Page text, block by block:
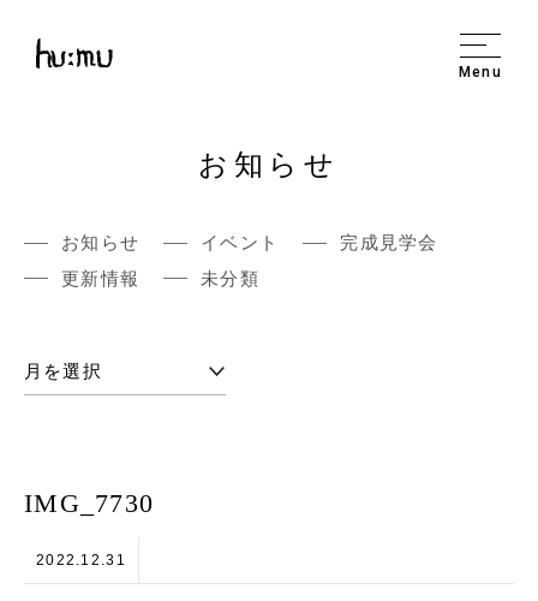
Menu
お知らせ
お知らせ イベント
完成見学会
更新情報
未分類
IMG_7730
2022.12.31